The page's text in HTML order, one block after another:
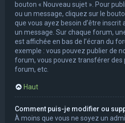
bouton « Nouveau sujet ». Pour
ou un message, cliquez sur le
que vous ayez besoin d’être inscrit
un message. Sur chaque forum,
est affichée en bas de l’écran du
exemple : vous pouvez publier de
forum, vous pouvez transférer des
forum, etc.
Haut
Comment puis-je modifier ou
À moins que vous ne soyez un